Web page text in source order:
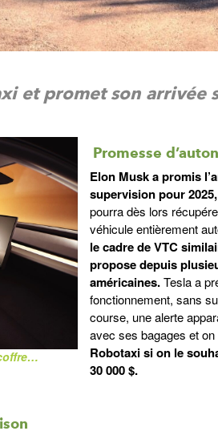
et promet son arrivée
Promesse
Elon Musk a promis
supervision pour
pourra dès lors
véhicule entièrement
le cadre de VTC
propose depuis
américaines.Tesla a
fonctionnement, sans
course, une alerte
avec ses bagages et
Robotaxi si on le
30 000 $.